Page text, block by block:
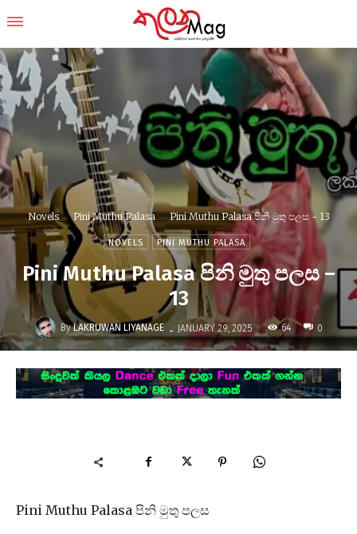
Novels Pini Muthu Palasa Pini Muthu Palasa පිනි මුතු පලස - 13
NOVELS PINI MUTHU PALASA
Pini Muthu Palasa පිනි මුතු පලස –
13
By LAKRUWAN LIYANAGE - JANUARY 29, 2025 64 0
Pini Muthu Palasa පිනි මුතු පලස